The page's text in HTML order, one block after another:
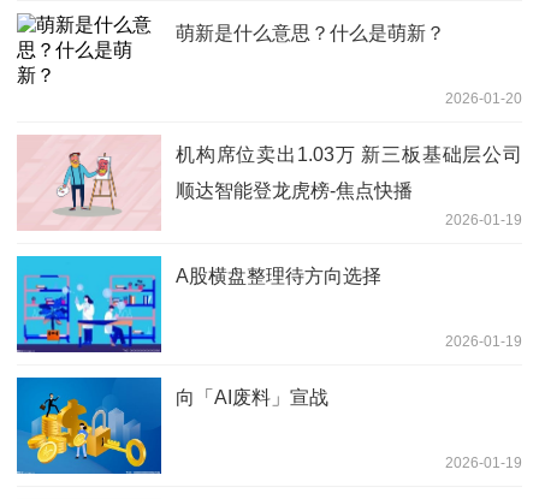
萌新是什么意思？什么是萌新？
2026-01-20
机构席位卖出1.03万 新三板基础层公司
顺达智能登龙虎榜-焦点快播
2026-01-19
A股横盘整理待方向选择
2026-01-19
向「AI废料」宣战
2026-01-19